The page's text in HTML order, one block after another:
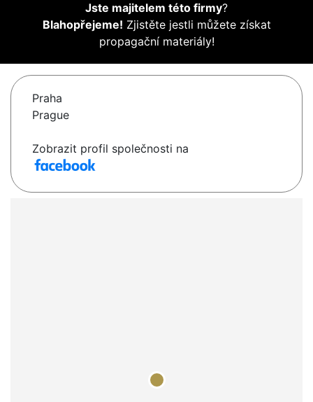
Jste majitelem této firmy?
Blahopřejeme! Zjistěte jestli můžete získat
propagační materiály!
Praha
Prague
Zobrazit profil společnosti na